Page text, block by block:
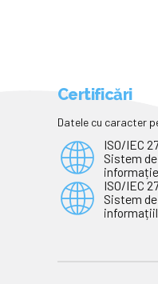
Certificări
Datele cu caracter
ISO/IEC
Sistem
ISO/IEC
Sistem